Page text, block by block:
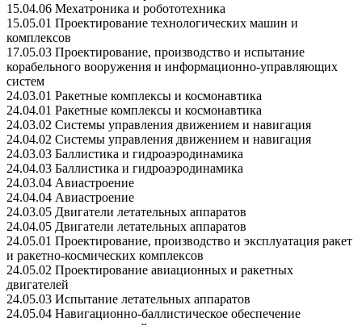
15.04.06 Мехатроника и робототехника
15.05.01 Проектирование технологических машин и
комплексов
17.05.03 Проектирование, производство и испытание
корабельного вооружения и информационно-управляющих
систем
24.03.01 Ракетные комплексы и космонавтика
24.04.01 Ракетные комплексы и космонавтика
24.03.02 Системы управления движением и навигация
24.04.02 Системы управления движением и навигация
24.03.03 Баллистика и гидроаэродинамика
24.04.03 Баллистика и гидроаэродинамика
24.03.04 Авиастроение
24.04.04 Авиастроение
24.03.05 Двигатели летательных аппаратов
24.04.05 Двигатели летательных аппаратов
24.05.01 Проектирование, производство и эксплуатация ракет
и ракетно-космических комплексов
24.05.02 Проектирование авиационных и ракетных
двигателей
24.05.03 Испытание летательных аппаратов
24.05.04 Навигационно-баллистическое обеспечение